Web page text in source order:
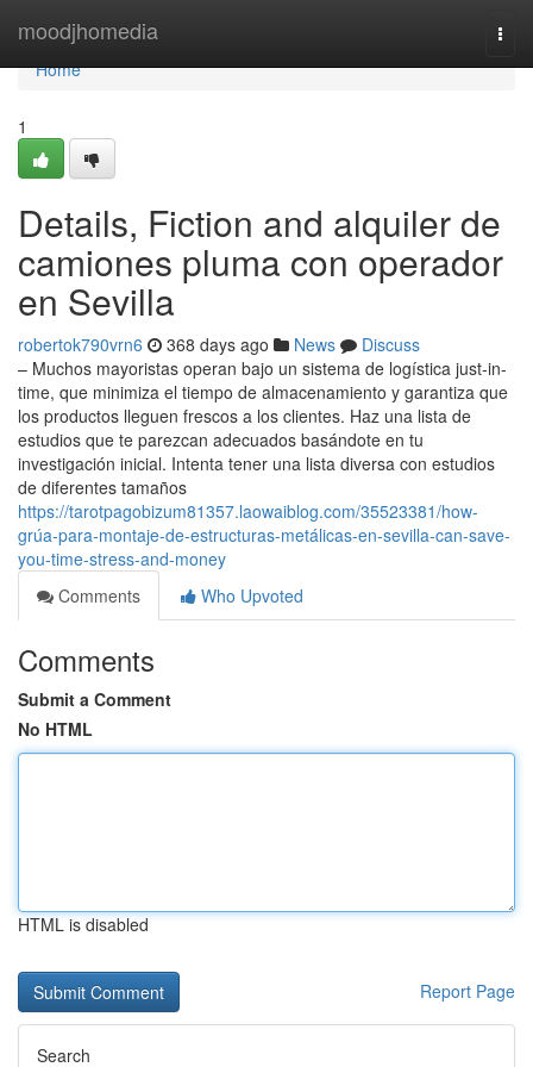
moodjhomedia
Home
Home
1
Details, Fiction and alquiler de
camiones pluma con operador
en Sevilla
robertok790vrn6 368 days ago News
Discuss
– Muchos mayoristas operan bajo un sistema de logística just-in-
time, que minimiza el tiempo de almacenamiento y garantiza que
los productos lleguen frescos a los clientes. Haz una lista de
estudios que te parezcan adecuados basándote en tu
investigación inicial. Intenta tener una lista diversa con estudios
de diferentes tamaños
https://tarotpagobizum81357.laowaiblog.com/35523381/how-
grúa-para-montaje-de-estructuras-metálicas-en-sevilla-can-save-
you-time-stress-and-money
Comments
Who Upvoted
Comments
Submit a Comment
No HTML
HTML is disabled
Report Page
Search